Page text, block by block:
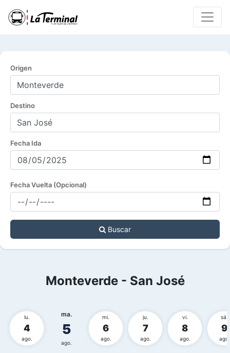
Origen
Destino
Fecha Ida
Fecha Vuelta (Opcional)
Buscar
Monteverde - San José
lu.
4
ago.
ma.
5
ago.
mi.
6
ago.
ju.
7
ago.
vi.
8
ago.
sá.
9
ago.